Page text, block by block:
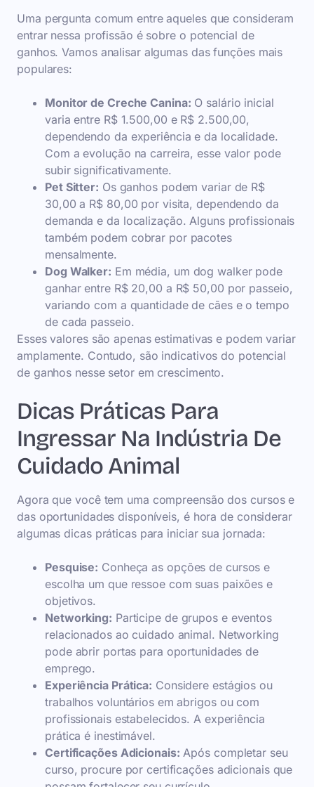
Uma pergunta comum entre aqueles que consideram
entrar nessa profissão é sobre o potencial de
ganhos. Vamos analisar algumas das funções mais
populares:
Monitor de Creche Canina: O salário inicial
varia entre R$ 1.500,00 e R$ 2.500,00,
dependendo da experiência e da localidade.
Com a evolução na carreira, esse valor pode
subir significativamente.
Pet Sitter: Os ganhos podem variar de R$
30,00 a R$ 80,00 por visita, dependendo da
demanda e da localização. Alguns profissionais
também podem cobrar por pacotes
mensalmente.
Dog Walker: Em média, um dog walker pode
ganhar entre R$ 20,00 a R$ 50,00 por passeio,
variando com a quantidade de cães e o tempo
de cada passeio.
Esses valores são apenas estimativas e podem variar
amplamente. Contudo, são indicativos do potencial
de ganhos nesse setor em crescimento.
Dicas Práticas Para
Ingressar Na Indústria De
Cuidado Animal
Agora que você tem uma compreensão dos cursos e
das oportunidades disponíveis, é hora de considerar
algumas dicas práticas para iniciar sua jornada:
Pesquise: Conheça as opções de cursos e
escolha um que ressoe com suas paixões e
objetivos.
Networking: Participe de grupos e eventos
relacionados ao cuidado animal. Networking
pode abrir portas para oportunidades de
emprego.
Experiência Prática: Considere estágios ou
trabalhos voluntários em abrigos ou com
profissionais estabelecidos. A experiência
prática é inestimável.
Certificações Adicionais: Após completar seu
curso, procure por certificações adicionais que